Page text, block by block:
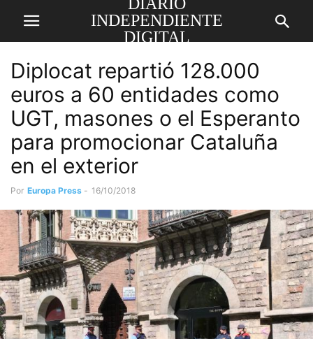
INDEPENDIENTE
DIGITAL
Diplocat repartió 128.000
euros a 60 entidades como
UGT, masones o el Esperanto
para promocionar Cataluña
en el exterior
Por Europa Press - 16/10/2018